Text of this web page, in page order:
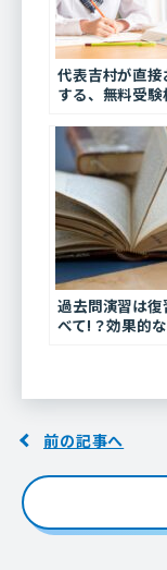
代表吉村が直接
する、無料受験
回も開催決定！
過去問演習は復
べて!？効果的
前の記事へ